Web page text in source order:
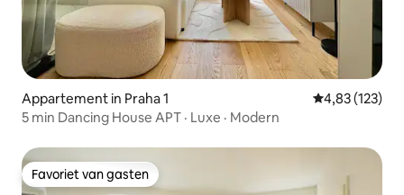
Appartement in Praha 1 Gemiddelde
4,83 (123)
5 min Dancing House APT · Luxe · Modern
Favoriet van gasten
Favoriet van gasten